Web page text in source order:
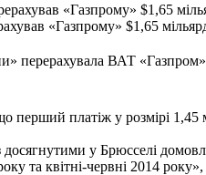
«Газпрому» $1,65
перерахувала ВАТ «Газпром»
перший платіж у розмірі
у Брюсселі
та квітні-червні 2014